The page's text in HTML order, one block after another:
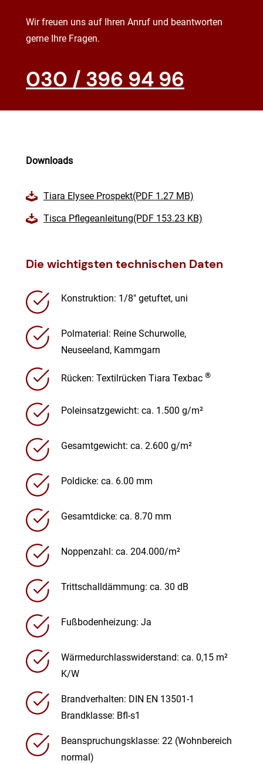
Wir freuen uns auf Ihren Anruf und beantworten
gerne Ihre Fragen.
030 / 396 94 96
Downloads
Tiara Elysee Prospekt(PDF 1.27 MB)
Tisca Pflegeanleitung(PDF 153.23 KB)
Die wichtigsten technischen Daten
Konstruktion: 1/8″ getuftet, uni
Polmaterial: Reine Schurwolle,
Neuseeland, Kammgarn
Rücken: Textilrücken Tiara Texbac ®
Poleinsatzgewicht: ca. 1.500 g/m²
Gesamtgewicht: ca. 2.600 g/m²
Poldicke: ca. 6.00 mm
Gesamtdicke: ca. 8.70 mm
Noppenzahl: ca. 204.000/m²
Trittschalldämmung: ca. 30 dB
Fußbodenheizung: Ja
Wärmedurchlasswiderstand: ca. 0,15 m²
K/W
Brandverhalten: DIN EN 13501-1
Brandklasse: Bfl-s1
Beanspruchungsklasse: 22 (Wohnbereich
normal)